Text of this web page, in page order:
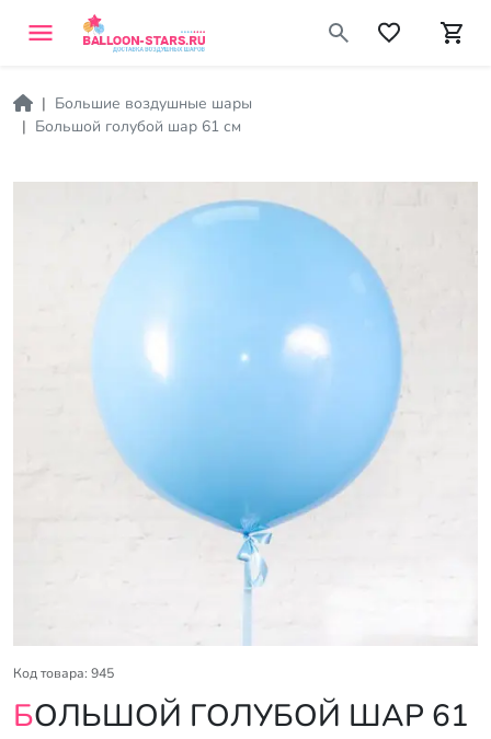
Большие воздушные шары
Большой голубой шар 61 см
Код товара: 945
БОЛЬШОЙ ГОЛУБОЙ ШАР 61